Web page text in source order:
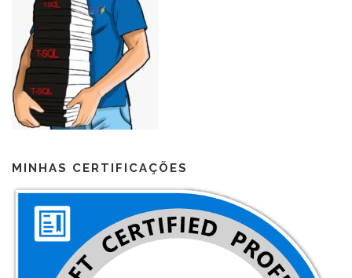
MINHAS CERTIFICAÇÕES